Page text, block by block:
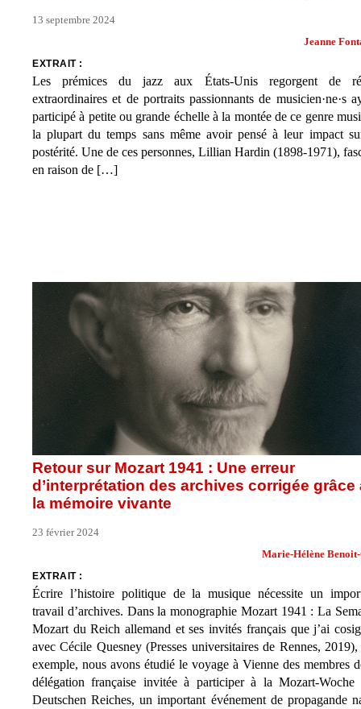
13 septembre 2024
Jeanne
EXTRAIT :
Les prémices du jazz aux États-Unis regorgent de
extraordinaires et de portraits passionnants de musicien·ne·s
participé à petite ou grande échelle à la montée de ce genre
la plupart du temps sans même avoir pensé à leur impact
postérité. Une de ces personnes, Lillian Hardin (1898-1971),
en raison de […]
Retour sur Mozart 1941 : Une erreur
d’interprétation des archives corrigée grâce
la mémoire vivante
23 février 2024
Marie-Hélène
EXTRAIT :
Écrire l’histoire politique de la musique nécessite un
travail d’archives. Dans la monographie Mozart 1941 : La
Mozart du Reich allemand et ses invités français que j’ai
avec Cécile Quesney (Presses universitaires de Rennes,
exemple, nous avons étudié le voyage à Vienne des membres
délégation française invitée à participer à la Mozart-Woche
Deutschen Reiches, un important événement de propagande